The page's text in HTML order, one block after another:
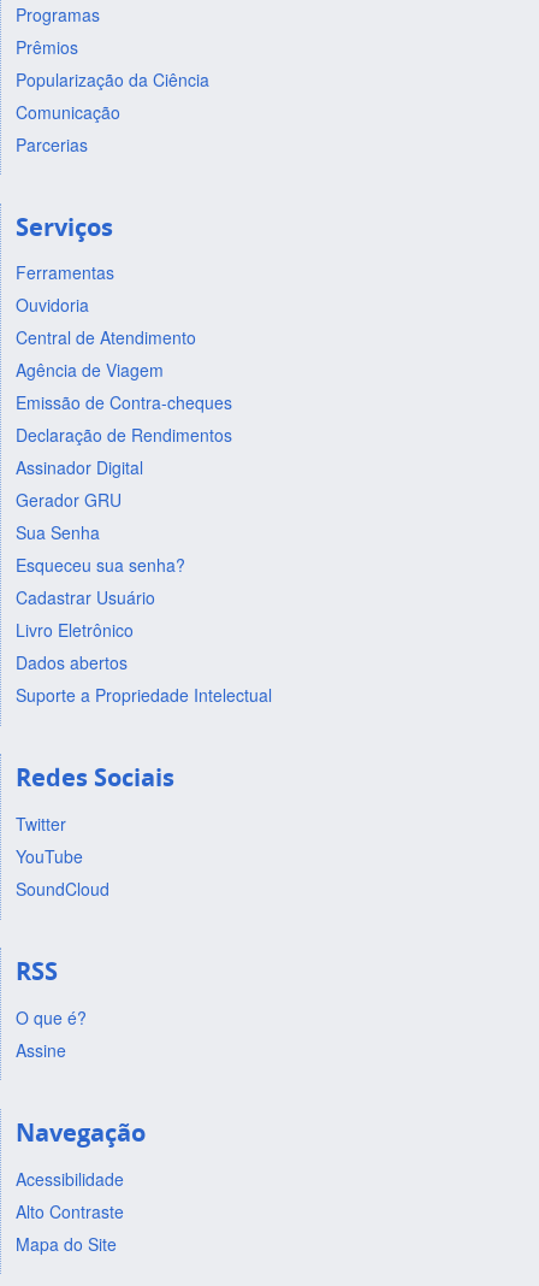
Programas
Prêmios
Popularização da Ciência
Comunicação
Parcerias
Serviços
Ferramentas
Ouvidoria
Central de Atendimento
Agência de Viagem
Emissão de Contra-cheques
Declaração de Rendimentos
Assinador Digital
Gerador GRU
Sua Senha
Esqueceu sua senha?
Cadastrar Usuário
Livro Eletrônico
Dados abertos
Suporte a Propriedade Intelectual
Redes Sociais
Twitter
YouTube
SoundCloud
RSS
O que é?
Assine
Navegação
Acessibilidade
Alto Contraste
Mapa do Site